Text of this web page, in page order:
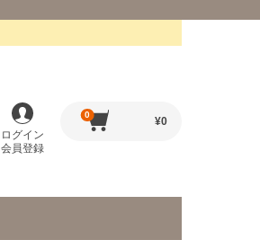
ログイン
会員登録
0
¥0